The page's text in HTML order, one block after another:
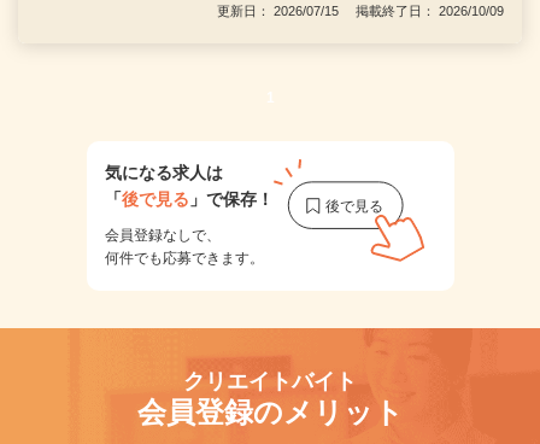
更新日： 2026/07/15 掲載終了日： 2026/10/09
1
気になる求人は
「後で見る 」で保存！
会員登録なしで、
何件でも応募できます。
クリエイトバイト
会員登録のメリット